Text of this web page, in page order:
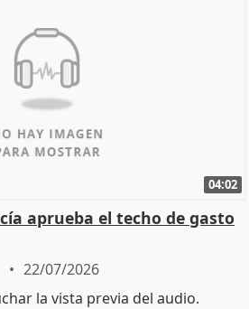
04:02
aprueba el techo de gasto
22/07/2026